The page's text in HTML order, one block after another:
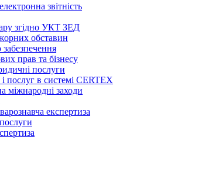
звітність
згідно УКТ ЗЕД
обставин
прав та бізнесу
послуги
і послуг в системі CERTEX
міжнародні заходи
експертиза